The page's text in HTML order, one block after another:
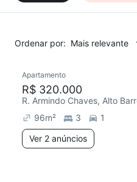
Ordenar por: Mais relevante
Redecorar
Apartamento
R$ 320.000
R. Armindo Chaves, Alto
96m² 3
1
Ver 2 anúncios